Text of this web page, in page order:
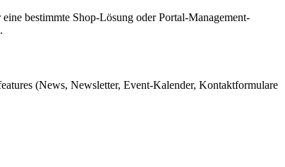
bestimmte Shop-Lösung oder Portal-Management-
(News, Newsletter, Event-Kalender, Kontaktformulare